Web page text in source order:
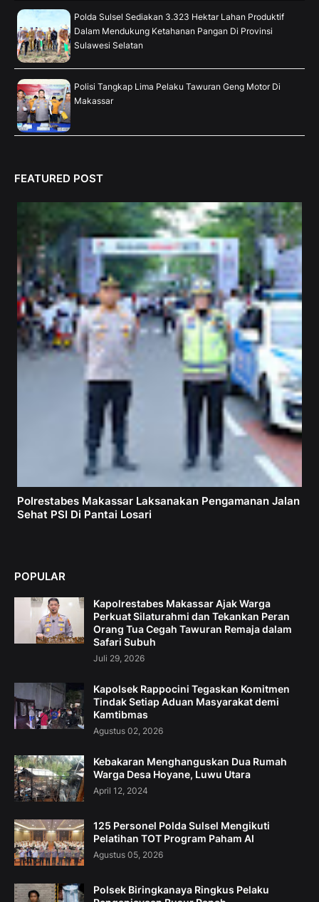
Polda Sulsel Sediakan 3.323 Hektar Lahan Produktif
Dalam Mendukung Ketahanan Pangan Di Provinsi
Sulawesi Selatan
Polisi Tangkap Lima Pelaku Tawuran Geng Motor Di
Makassar
FEATURED POST
Polrestabes Makassar Laksanakan Pengamanan Jalan
Sehat PSI Di Pantai Losari
POPULAR
Kapolrestabes Makassar Ajak Warga
Perkuat Silaturahmi dan Tekankan Peran
Orang Tua Cegah Tawuran Remaja dalam
Safari Subuh
Juli 29, 2026
Kapolsek Rappocini Tegaskan Komitmen
Tindak Setiap Aduan Masyarakat demi
Kamtibmas
Agustus 02, 2026
Kebakaran Menghanguskan Dua Rumah
Warga Desa Hoyane, Luwu Utara
April 12, 2024
125 Personel Polda Sulsel Mengikuti
Pelatihan TOT Program Paham AI
Agustus 05, 2026
Polsek Biringkanaya Ringkus Pelaku